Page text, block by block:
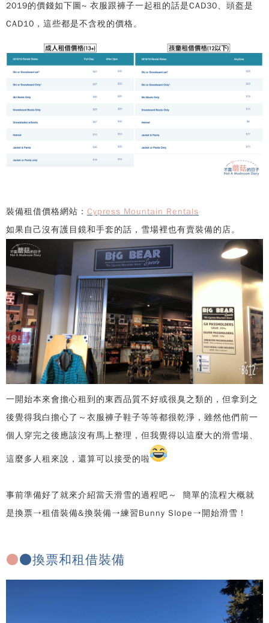
2019的價錢如下圖~ 衣服跟褲子一起租的話是CAD30、頭盔是
CAD10，這些都是不含稅的價格。
裝備租借價格網站： Cypress Mountain Rentals
如果自己沒有護目鏡和手套的話，雪場裡也有賣裝備的店。
一開始本來會擔心租到的東西品質不好或很臭之類的，但拿到之
後覺得我白擔心了～衣服褲子鞋子等等都很乾淨，雖然他們前一
個人穿完之後應該沒有馬上整理，但我覺得以這麼大的滑雪場、
這麼多人租來說，還算可以接受的啦
事前準備好了就來介紹當天滑雪的過程吧～ 簡單的流程大概就
是換票→租借裝備&換裝備→練習Bunny Slope→開始滑雪！
●●換票和租借裝備